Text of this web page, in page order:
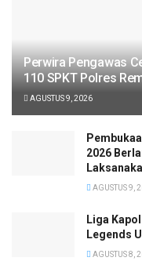
Perwira Pengawas
110 SPKT Polres
AGUSTUS 9, 2026
2026
AGUSTUS 9,
Liga
Legends
AGUSTUS 8,